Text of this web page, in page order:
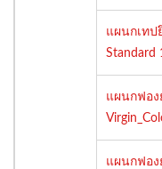
แผนกเทป
Standard
แผนกฟอง
แผนกฟอง